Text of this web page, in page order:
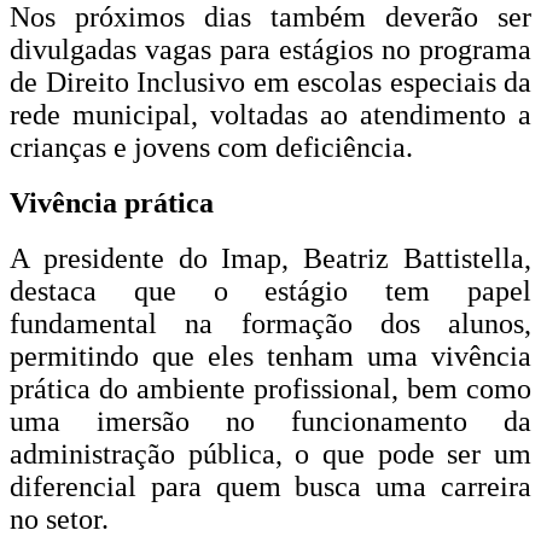
Nos próximos dias também deverão ser
divulgadas vagas para estágios no programa
de Direito Inclusivo em escolas especiais da
rede municipal, voltadas ao atendimento a
crianças e jovens com deficiência.
Vivência prática
A presidente do Imap, Beatriz Battistella,
destaca que o estágio tem papel
fundamental na formação dos alunos,
permitindo que eles tenham uma vivência
prática do ambiente profissional, bem como
uma imersão no funcionamento da
administração pública, o que pode ser um
diferencial para quem busca uma carreira
no setor.